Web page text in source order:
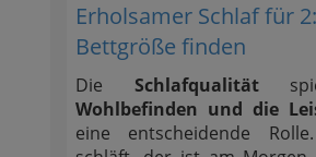
Erholsamer Schlaf für
Bettgröße finden
Die Schlafqualität
Wohlbefinden und die
eine entscheidende